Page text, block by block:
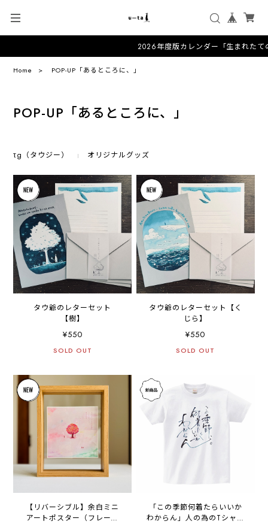
2026年度版カレンダー「生まれたて
Home POP-UP「あるところに、」
POP-UP「あるところに、」
τg（タウジー） オリジナルグッズ
タウ爺のレターセット
【樹】
¥550
SOLD OUT
タウ爺のレターセット【く
じら】
¥550
SOLD OUT
【リバーシブル】余白ミニ
アートポスター（フレーム
「この季節何着たらいいか
わからん」人の為のTシャツ